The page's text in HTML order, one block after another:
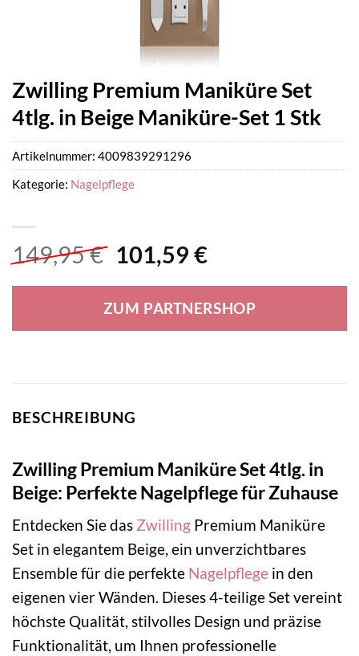
Zwilling Premium Maniküre Set
4tlg. in Beige Maniküre-Set 1 Stk
149,95€ Ursprünglicher
war:
149,95 €
101,59 €Aktueller
ist:
101,59 €.
ZUM PARTNERSHOP
Artikelnummer: 4009839291296
Kategorie: Nagelpflege
BESCHREIBUNG
Zwilling Premium Maniküre Set 4tlg. in
Beige: Perfekte Nagelpflege für Zuhause
Entdecken Sie das Zwilling Premium Maniküre
Set in elegantem Beige, ein unverzichtbares
Ensemble für die perfekte Nagelpflege in den
eigenen vier Wänden. Dieses 4-teilige Set vereint
höchste Qualität, stilvolles Design und präzise
Funktionalität, um Ihnen professionelle